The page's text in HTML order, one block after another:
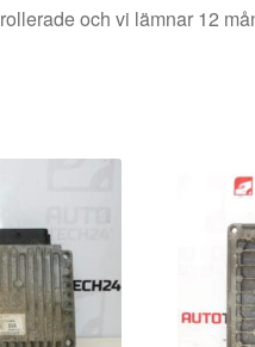
och vi lämnar 12